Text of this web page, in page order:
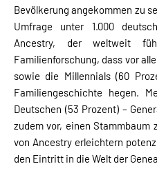
Bevölkerung angekommen zu
Umfrage unter 1.000
Ancestry, der weltweit
Familienforschung, dass vor
sowie die Millennials (60
Familiengeschichte hegen.
Deutschen (53 Prozent) –
zudem vor, einen Stammbaum
von Ancestry erleichtern
den Eintritt in die Welt der